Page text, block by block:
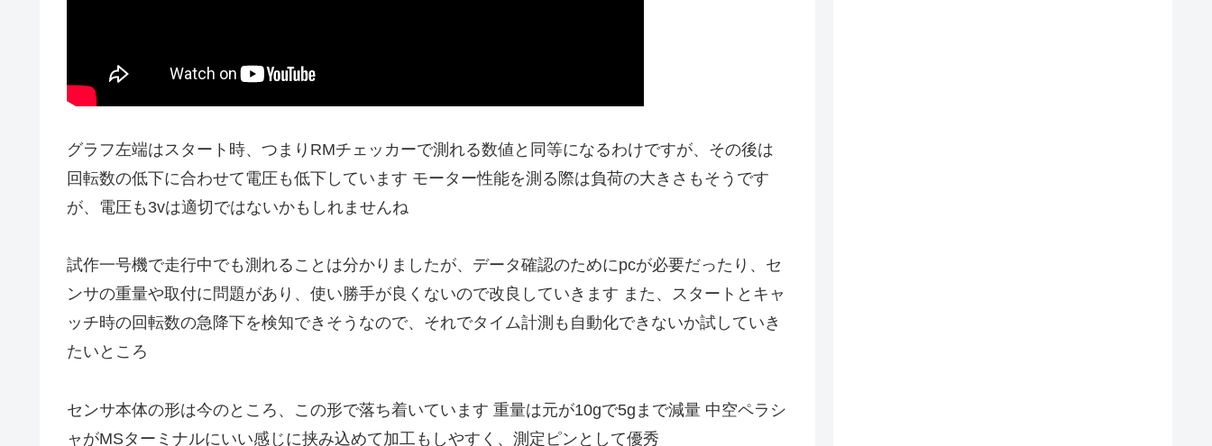
グラフ左端はスタート時、つまりRMチェッカーで測れる数値と同等になるわけですが、その後は
回転数の低下に合わせて電圧も低下しています モーター性能を測る際は負荷の大きさもそうです
が、電圧も3vは適切ではないかもしれませんね
試作一号機で走行中でも測れることは分かりましたが、データ確認のためにpcが必要だったり、セ
ンサの重量や取付に問題があり、使い勝手が良くないので改良していきます また、スタートとキャ
ッチ時の回転数の急降下を検知できそうなので、それでタイム計測も自動化できないか試していき
たいところ
センサ本体の形は今のところ、この形で落ち着いています 重量は元が10gで5gまで減量 中空ペラシ
ャがMSターミナルにいい感じに挟み込めて加工もしやすく、測定ピンとして優秀